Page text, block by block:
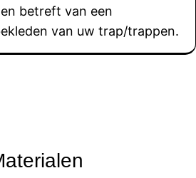
betreft van een
van uw trap/trappen.